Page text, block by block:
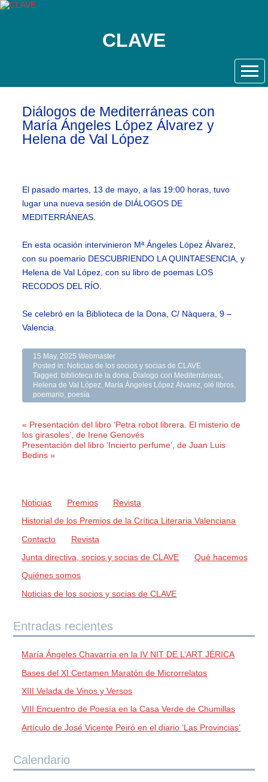
CLAVE
Diálogos de Mediterráneas con
María Ángeles López Álvarez y
Helena de Val López
El pasado martes, 13 de mayo, a las 19:00 horas, tuvo
lugar una nueva sesión de DIÁLOGOS DE
MEDITERRÁNEAS.
En esta ocasión intervinieron Mª Ángeles López Álvarez,
con su poemario DESCUBRIENDO LA QUINTAESENCIA, y
Helena de Val López, con su libro de poemas LOS
RECODOS DEL RÍO.
Se celebró en la Biblioteca de la Dona, C/ Nàquera, 9 –
Valencia.
15 May, 2025 Webmaster
Posted in: Noticias de los socios y socias de CLAVE
Tagged: biblioteca de la dona, Dialogo con Mediterráneas,
Helena de Val López, María Ángeles López Álvarez,olé libros,
poemario, poesía
« Presentación del libro ‘Petra robot librera. El misterio de
los girasoles’, de Irene Genovés
Presentación del libro ‘Incierto perfume’, de Juan Luis
Bedins »
Noticias Premios
Revista
Historial de los Premios de la Crítica Literaria Valenciana
Contacto
Revista
Junta directiva, socios y socias de CLAVE
Qué hacemos
Quiénes somos
Noticias de los socios y socias de CLAVE
Entradas recientes
María Ángeles Chavarría en la IV NIT DE L’ART JÉRICA
Bases del XI Certamen Maratón de Microrrelatos
XIII Velada de Vinos y Versos
VIII Encuentro de Poesía en la Casa Verde de Chumillas
Artículo de José Vicente Peiró en el diario ‘Las Provincias’
Calendario